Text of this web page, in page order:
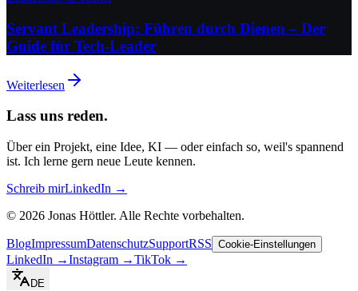
Servant Leadership: Führen durch Dienen – Der
Guide für Tech-Leader
Weiterlesen
Lass uns reden.
Über ein Projekt, eine Idee, KI — oder einfach so, weil's spannend
ist. Ich lerne gern neue Leute kennen.
Schreib mirLinkedIn →
© 2026 Jonas Höttler. Alle Rechte vorbehalten.
BlogImpressumDatenschutzSupportRSS Cookie-Einstellungen
LinkedIn →Instagram →TikTok →
DE